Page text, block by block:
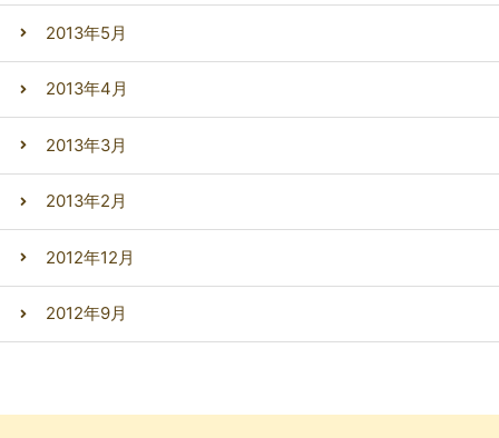
2013年5月
2013年4月
2013年3月
2013年2月
2012年12月
2012年9月